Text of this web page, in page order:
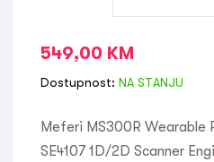
549,00 KM
Dostupnost: NA STANJU
Meferi MS300R Wearable
SE4107 1D/2D Scanner